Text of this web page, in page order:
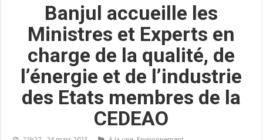
Banjul accueille les
Ministres et Experts en
charge de la qualité, de
l’énergie et de l’industrie
des Etats membres de la
CEDEAO